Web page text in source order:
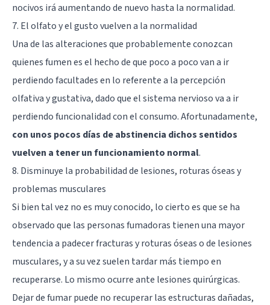
nocivos irá aumentando de nuevo hasta la normalidad.
7. El olfato y el gusto vuelven a la normalidad
Una de las alteraciones que probablemente conozcan
quienes fumen es el hecho de que poco a poco van a ir
perdiendo facultades en lo referente a la percepción
olfativa y gustativa, dado que el sistema nervioso va a ir
perdiendo funcionalidad con el consumo. Afortunadamente,
con unos pocos días de abstinencia dichos sentidos
vuelven a tener un funcionamiento normal.
8. Disminuye la probabilidad de lesiones, roturas óseas y
problemas musculares
Si bien tal vez no es muy conocido, lo cierto es que se ha
observado que las personas fumadoras tienen una mayor
tendencia a padecer fracturas y roturas óseas o de lesiones
musculares, y a su vez suelen tardar más tiempo en
recuperarse. Lo mismo ocurre ante lesiones quirúrgicas.
Dejar de fumar puede no recuperar las estructuras dañadas,